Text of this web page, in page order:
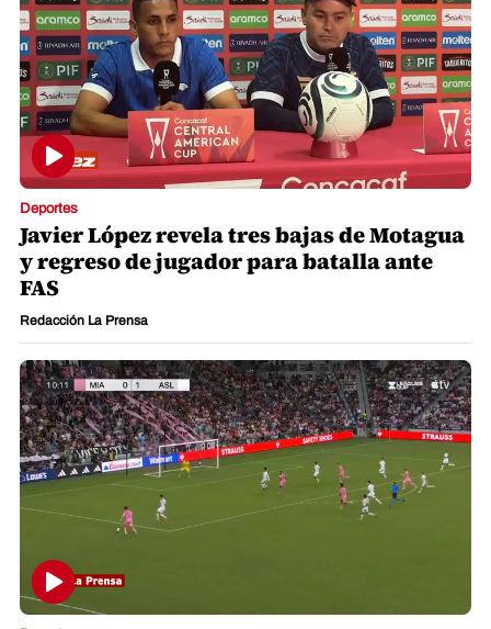
Deportes
Javier López revela tres bajas de Motagua
y regreso de jugador para batalla ante
FAS
Redacción La Prensa